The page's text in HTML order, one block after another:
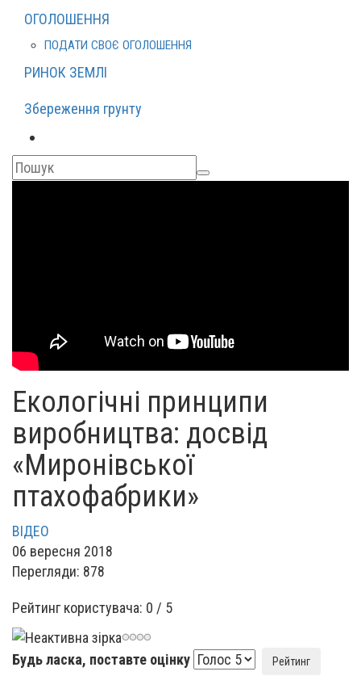
ОГОЛОШЕННЯ
ПОДАТИ СВОЄ ОГОЛОШЕННЯ
РИНОК ЗЕМЛІ
Збереження грунту
Екологічні принципи
виробництва: досвід
«Миронівської
птахофабрики»
ВІДЕО
06 вересня 2018
Перегляди: 878
Рейтинг користувача: 0 / 5
Будь ласка, поставте оцінку